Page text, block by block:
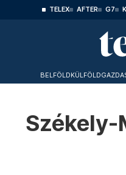
TELEX AFTER G7
BELFÖLDKÜLFÖLD
Székely-